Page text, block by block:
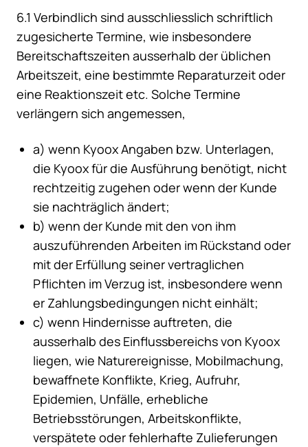
6.1 Verbindlich sind ausschliesslich schriftlich
zugesicherte Termine, wie insbesondere
Bereitschaftszeiten ausserhalb der üblichen
Arbeitszeit, eine bestimmte Reparaturzeit oder
eine Reaktionszeit etc. Solche Termine
verlängern sich angemessen,
a) wenn Kyoox Angaben bzw. Unterlagen,
die Kyoox für die Ausführung benötigt, nicht
rechtzeitig zugehen oder wenn der Kunde
sie nachträglich ändert;
b) wenn der Kunde mit den von ihm
auszuführenden Arbeiten im Rückstand oder
mit der Erfüllung seiner vertraglichen
Pflichten im Verzug ist, insbesondere wenn
er Zahlungsbedingungen nicht einhält;
c) wenn Hindernisse auftreten, die
ausserhalb des Einflussbereichs von Kyoox
liegen, wie Naturereignisse, Mobilmachung,
bewaffnete Konflikte, Krieg, Aufruhr,
Epidemien, Unfälle, erhebliche
Betriebsstörungen, Arbeitskonflikte,
verspätete oder fehlerhafte Zulieferungen